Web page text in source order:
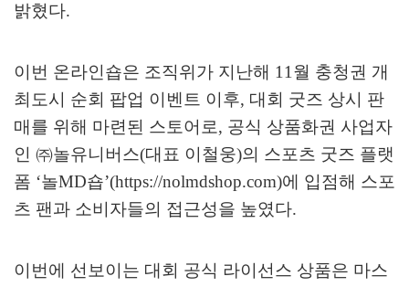
밝혔다.
이번 온라인숍은 조직위가 지난해 11 월 충청권 개
최도시 순회 팝업 이벤트 이후, 대회 굿즈 상시 판
매를 위해 마련된 스토어로, 공식 상품화권 사업자
인 ㈜놀유니버스(대표 이철웅)의 스포츠 굿즈 플랫
폼 ‘놀MD숍’(https://nolmdshop.com)에 입점해 스포
츠 팬과 소비자들의 접근성을 높였다.
이번에 선보이는 대회 공식 라이선스 상품은 마스